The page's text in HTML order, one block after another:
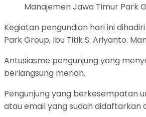
Manajemen Jawa Timur Park
Kegiatan pengundian hari ini
Park Group, Ibu Titik S. Ariyanto.
Antusiasme pengunjung yang
berlangsung meriah.
Pengunjung yang berkesempatan
atau email yang sudah didaftarkan